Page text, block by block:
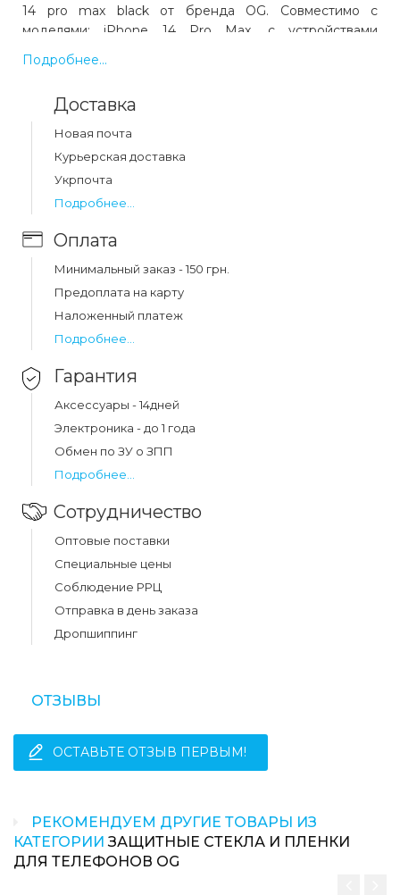
14 pro max black от бренда OG. Совместимо с
моделями: iPhone 14 Pro Max, с устройствами
производства Apple. Цвет: черный. Код товара 16945.
Выгодная цена и быстрая доставка по Украине.
Какая цена на защитное стекло og apple
iphone 14 pro max black?
Цена на защитное стекло og apple iphone 14 pro max
black составляет 121 грн.
Подробнее...
Доставка
Новая почта
Курьерская доставка
Укрпочта
Подробнее...
Оплата
Минимальный заказ - 150 грн.
Предоплата на карту
Наложенный платеж
Подробнее...
Гарантия
Аксессуары - 14дней
Электроника - до 1 года
Обмен по ЗУ о ЗПП
Подробнее...
Сотрудничество
Оптовые поставки
Специальные цены
Соблюдение РРЦ
Отправка в день заказа
Дропшиппинг
ОТЗЫВЫ
ОСТАВЬТЕ ОТЗЫВ ПЕРВЫМ!
РЕКОМЕНДУЕМ ДРУГИЕ ТОВАРЫ ИЗ
КАТЕГОРИИЗАЩИТНЫЕ СТЕКЛА И ПЛЕНКИ
ДЛЯ ТЕЛЕФОНОВ OG